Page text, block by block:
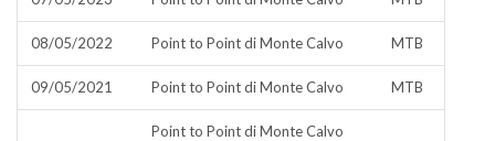
08/05/2022 Point to Point di Monte Calvo MTB
09/05/2021 Point to Point di Monte Calvo MTB
Point to Point di Monte Calvo